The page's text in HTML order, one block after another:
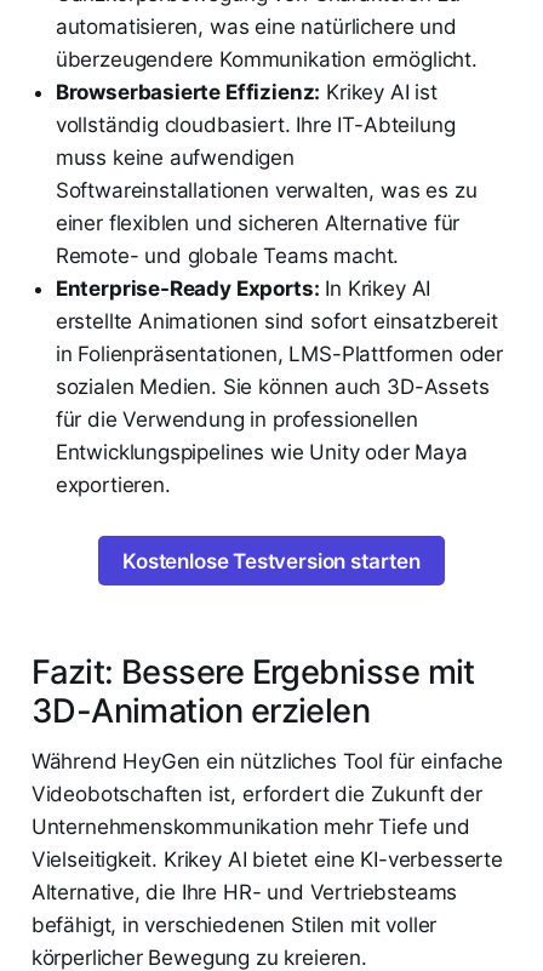
automatisieren, was eine natürlichere und
überzeugendere Kommunikation ermöglicht.
Browserbasierte Effizienz: Krikey AI ist
vollständig cloudbasiert. Ihre IT-Abteilung
muss keine aufwendigen
Softwareinstallationen verwalten, was es zu
einer flexiblen und sicheren Alternative für
Remote- und globale Teams macht.
Enterprise-Ready Exports: In Krikey AI
erstellte Animationen sind sofort einsatzbereit
in Folienpräsentationen, LMS-Plattformen oder
sozialen Medien. Sie können auch 3D-Assets
für die Verwendung in professionellen
Entwicklungspipelines wie Unity oder Maya
exportieren.
Kostenlose Testversion starten
Fazit: Bessere Ergebnisse mit
3D-Animation erzielen
Während HeyGen ein nützliches Tool für einfache
Videobotschaften ist, erfordert die Zukunft der
Unternehmenskommunikation mehr Tiefe und
Vielseitigkeit. Krikey AI bietet eine KI-verbesserte
Alternative, die Ihre HR- und Vertriebsteams
befähigt, in verschiedenen Stilen mit voller
körperlicher Bewegung zu kreieren.